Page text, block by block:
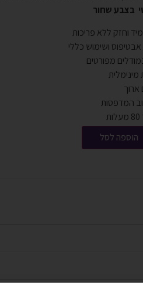
בצבע שחור
וחזק ללא פריכות
ושימוש כללי
מפורטים
מינימלית
ארוך
המדפסות
הוספה לסל